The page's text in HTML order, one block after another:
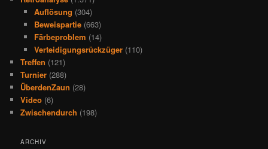
Auflösung (304)
Beweispartie(663)
Färbeproblem (14)
Verteidigungsrückzüger(110)
Treffen (121)
Turnier (288)
ÜberdenZaun (28)
Video (6)
Zwischendurch (198)
ARCHIV